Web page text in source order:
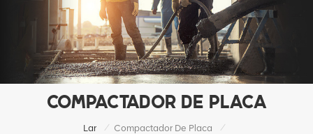
COMPACTADOR DE PLACA
Lar / Compactador De Placa
/